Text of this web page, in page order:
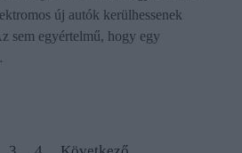
új autók kerülhessenek
sem egyértelmű, hogy egy